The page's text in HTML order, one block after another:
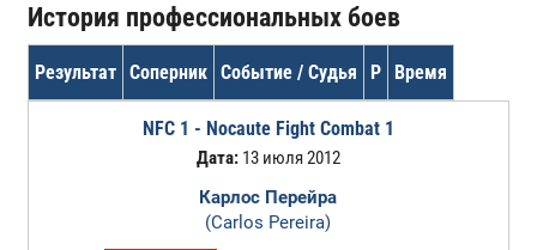
История профессиональных боев
Результат Соперник Событие / Судья Р Время
NFC 1 - Nocaute Fight Combat 1
Дата:13 июля 2012
Карлос Перейра
(Carlos Pereira)